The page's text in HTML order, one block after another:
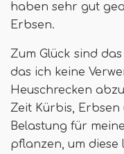
haben sehr gut
Erbsen.
Zum Glück sind
das ich keine
Heuschrecken
Zeit Kürbis, Erbsen
Belastung für
pflanzen, um diese